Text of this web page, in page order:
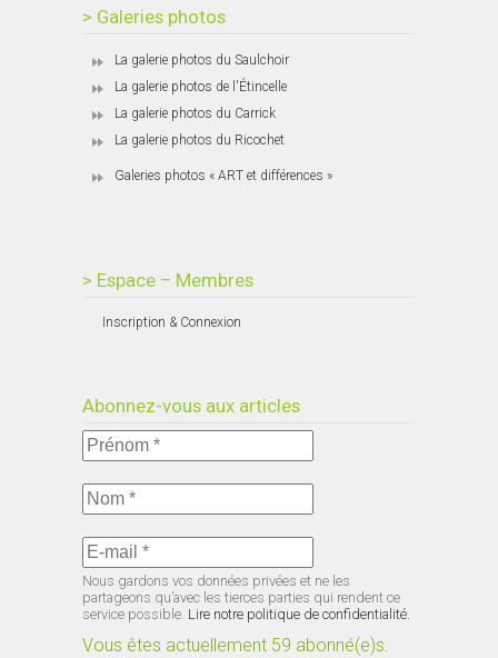
> Galeries photos
La galerie photos du Saulchoir
La galerie photos de l'Étincelle
La galerie photos du Carrick
La galerie photos du Ricochet
Galeries photos « ART et différences »
> Espace – Membres
Inscription & Connexion
Abonnez-vous aux articles
Nous gardons vos données privées et ne les
partageons qu’avec les tierces parties qui rendent ce
service possible. Lire notre politique de confidentialité.
Vous êtes actuellement 59 abonné(e)s.